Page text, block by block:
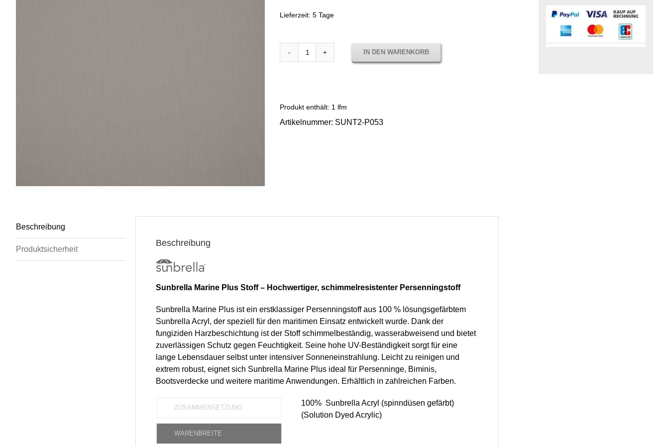
Lieferzeit: 5 Tage
Sunbrella
P053
IN DEN WARENKORB
Produkt enthält: 1 lfm
Artikelnummer: SUNT2-P053
Beschreibung
Produktsicherheit
Beschreibung
Sunbrella Marine Plus Stoff – Hochwertiger, schimmelresistenter Persenningstoff
Sunbrella Marine Plus ist ein erstklassiger Persenningstoff aus 100 % lösungsgefärbtem
Sunbrella Acryl, der speziell für den maritimen Einsatz entwickelt wurde. Dank der
fungiziden Harzbeschichtung ist der Stoff schimmelbeständig, wasserabweisend und bietet
zuverlässigen Schutz gegen Feuchtigkeit. Seine hohe UV-Beständigkeit sorgt für eine
lange Lebensdauer selbst unter intensiver Sonneneinstrahlung. Leicht zu reinigen und
extrem robust, eignet sich Sunbrella Marine Plus ideal für Persenninge, Biminis,
Bootsverdecke und weitere maritime Anwendungen. Erhältlich in zahlreichen Farben.
ZUSAMMENSETZUNG
WARENBREITE
100% Sunbrella Acryl (spinndüsen gefärbt)
(Solution Dyed Acrylic)